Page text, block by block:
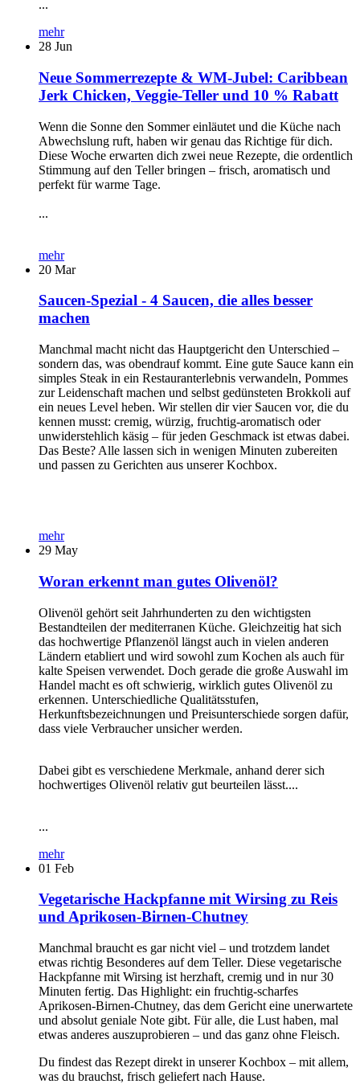
...
mehr
28 Jun
Neue Sommerrezepte & WM-Jubel: Caribbean
Jerk Chicken, Veggie-Teller und 10 % Rabatt
Wenn die Sonne den Sommer einläutet und die Küche nach
Abwechslung ruft, haben wir genau das Richtige für dich.
Diese Woche erwarten dich zwei neue Rezepte, die ordentlich
Stimmung auf den Teller bringen – frisch, aromatisch und
perfekt für warme Tage.
...
mehr
20 Mar
Saucen-Spezial - 4 Saucen, die alles besser
machen
Manchmal macht nicht das Hauptgericht den Unterschied –
sondern das, was obendrauf kommt. Eine gute Sauce kann ein
simples Steak in ein Restauranterlebnis verwandeln, Pommes
zur Leidenschaft machen und selbst gedünsteten Brokkoli auf
ein neues Level heben. Wir stellen dir vier Saucen vor, die du
kennen musst: cremig, würzig, fruchtig-aromatisch oder
unwiderstehlich käsig – für jeden Geschmack ist etwas dabei.
Das Beste? Alle lassen sich in wenigen Minuten zubereiten
und passen zu Gerichten aus unserer Kochbox.
mehr
29 May
Woran erkennt man gutes Olivenöl?
Olivenöl gehört seit Jahrhunderten zu den wichtigsten
Bestandteilen der mediterranen Küche. Gleichzeitig hat sich
das hochwertige Pflanzenöl längst auch in vielen anderen
Ländern etabliert und wird sowohl zum Kochen als auch für
kalte Speisen verwendet. Doch gerade die große Auswahl im
Handel macht es oft schwierig, wirklich gutes Olivenöl zu
erkennen. Unterschiedliche Qualitätsstufen,
Herkunftsbezeichnungen und Preisunterschiede sorgen dafür,
dass viele Verbraucher unsicher werden.
Dabei gibt es verschiedene Merkmale, anhand derer sich
hochwertiges Olivenöl relativ gut beurteilen lässt....
...
mehr
01 Feb
Vegetarische Hackpfanne mit Wirsing zu Reis
und Aprikosen-Birnen-Chutney
Manchmal braucht es gar nicht viel – und trotzdem landet
etwas richtig Besonderes auf dem Teller. Diese vegetarische
Hackpfanne mit Wirsing ist herzhaft, cremig und in nur 30
Minuten fertig. Das Highlight: ein fruchtig-scharfes
Aprikosen-Birnen-Chutney, das dem Gericht eine unerwartete
und absolut geniale Note gibt. Für alle, die Lust haben, mal
etwas anderes auszuprobieren – und das ganz ohne Fleisch.
Du findest das Rezept direkt in unserer Kochbox – mit allem,
was du brauchst, frisch geliefert nach Hause.